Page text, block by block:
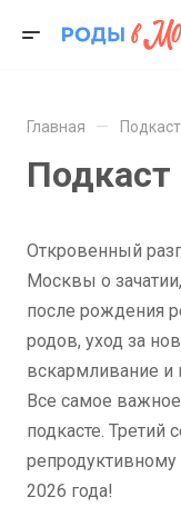
Главная — Подкаст
Подкаст
Откровенный
Москвы о
после рождения
родов, уход за
вскармливание и
Все самое
подкасте. Третий
2026 года!